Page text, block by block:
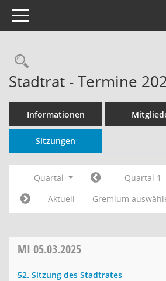
Toggle navigation
Rechercheauswahl
Stadtrat - Termine
Informationen
Sitzungen
Quartal Quartal 1
Aktuell
Gremium
MI 05.03.2025
52. Sitzung des Stadtrates